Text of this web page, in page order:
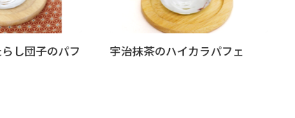
し団子のパフ
宇治抹茶のハイカラパフェ